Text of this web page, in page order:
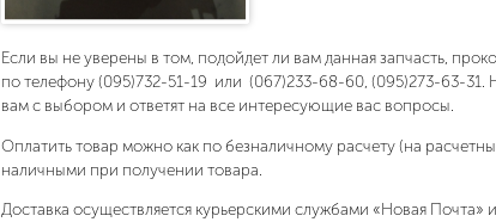
Если вы не уверены в том, подойдет ли вам данная запчасть,
по телефону (095)732-51-19 или (067)233-68-60, (095)273-63-31.
вам с выбором и ответят на все интересующие вас вопросы.
Оплатить товар можно как по безналичному расчету (на
наличными при получении товара.
Доставка осуществляется курьерскими службами «Новая